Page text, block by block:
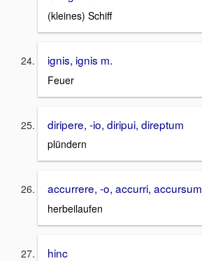
(kleines) Schiff
ignis, ignis m.
Feuer
diripere, -io, diripui, direptum
plündern
accurrere, -o, accurri, accursum
herbeilaufen
hinc